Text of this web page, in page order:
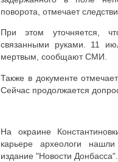
поворота, отмечает
При этом уточняется,
связанными руками. 11
мертвым, сообщают СМИ.
Также в документе
Сейчас продолжается
На окраине
карьере археологи
издание "Новости Донбасса".